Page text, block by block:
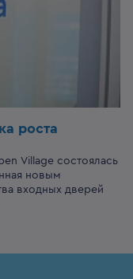
роста
Village состоялась
новым
входных дверей